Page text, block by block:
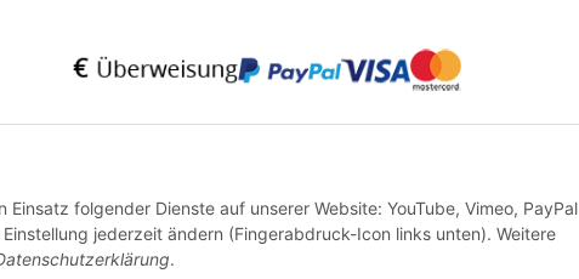
folgender Dienste auf unserer Website: YouTube, Vimeo, PayPal
jederzeit ändern (Fingerabdruck-Icon links unten). Weitere
.
VERTRAG WIDERRUFEN